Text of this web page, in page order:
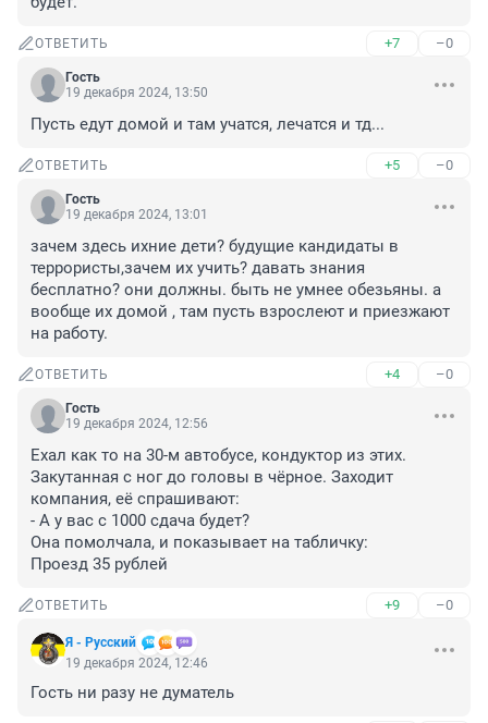
ОТВЕТИТЬ +7 –0
Гость
19 декабря 2024, 13:50
Пусть едут домой и там учатся, лечатся и тд...
ОТВЕТИТЬ +5 –0
Гость
19 декабря 2024, 13:01
зачем здесь ихние дети? будущие кандидаты в
террористы,зачем их учить? давать знания
бесплатно? они должны. быть не умнее обезьяны. а
вообще их домой , там пусть взрослеют и приезжают
на работу.
ОТВЕТИТЬ +4 –0
Гость
19 декабря 2024, 12:56
Ехал как то на 30-м автобусе, кондуктор из этих.
Закутанная с ног до головы в чёрное. Заходит
компания, её спрашивают:
- А у вас с 1000 сдача будет?
Она помолчала, и показывает на табличку:
Проезд 35 рублей
ОТВЕТИТЬ +9 –0
Я - Русский
19 декабря 2024, 12:46
Гость ни разу не думатель